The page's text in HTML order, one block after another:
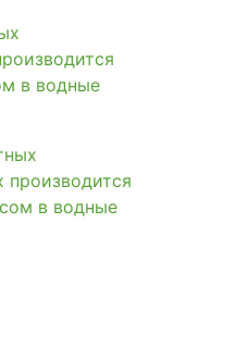
в водные
производится
в водные